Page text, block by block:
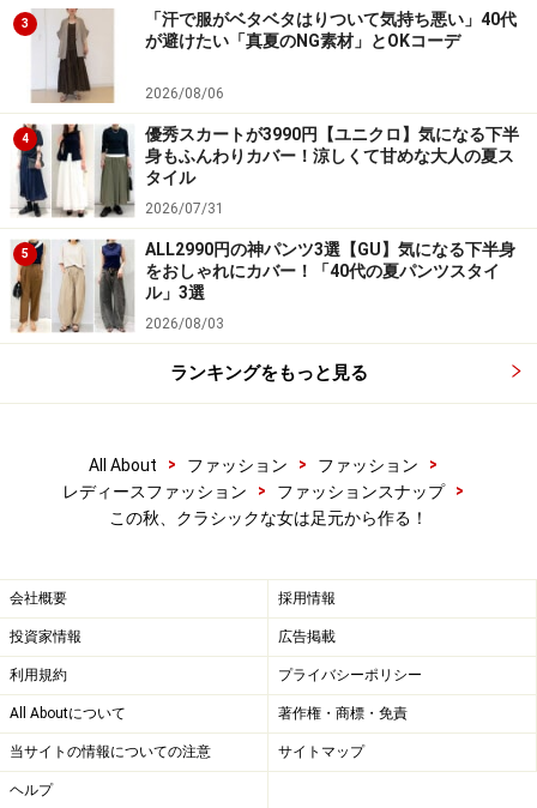
イチオシ！プラットフォームシューズ！
写真上から【FORGIONE】エナメル・白/17,325円、
【FRANCISCO】エナメル・グリーンブルー/17,325円
今期は、「クラシック」「ブリティッシュ」といったト
レンドが来ていますが、シューズバリエーションもレト
ロな雰囲気満載です。まず、一番先におさえておきたい
去年から流行していましたが、この秋冬は、以前にも増
してよりハードなフォルムが特徴です。
フォルムに太めのヒールが特徴。足首にストラップがつ
いているタイプや、足の甲の部分にストラップがついて
いるメリージェーンタイプも大流行しています。
ここ2.3ヶ月は、パーティーやイベントで、ストラップ付
きシューズをはいているセレブたちが多かったのです
3
「汗で服がベタベタはりついて気持ち悪い」40代
が避けたい「真夏のNG素材」とOKコーデ
2026/08/06
4
優秀スカートが3990円【ユニクロ】気になる下半
身もふんわりカバー！涼しくて甘めな大人の夏ス
タイル
2026/07/31
5
ALL2990円の神パンツ3選【GU】気になる下半身
をおしゃれにカバー！「40代の夏パンツスタイ
ル」3選
2026/08/03
ランキングをもっと見る
All About > ファッション > ファッション
>
レディースファッション
> ファッションスナップ
>
この秋、クラシックな女は足元から作る！
会社概要 採用情報
投資家情報 広告掲載
利用規約 プライバシーポリシー
All Aboutについて 著作権・商標・免責
当サイトの情報についての注意 サイトマップ
ヘルプ